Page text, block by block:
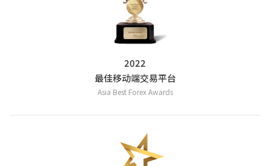
2022
最佳移动端交易平台
Asia Best Forex Awards